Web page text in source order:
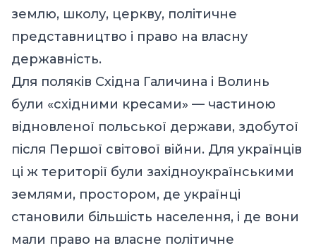
землю, школу, церкву, політичне
представництво і право на власну
державність.
Для поляків Східна Галичина і Волинь
були «східними кресами» — частиною
відновленої польської держави, здобутої
після Першої світової війни. Для українців
ці ж території були західноукраїнськими
землями, простором, де українці
становили більшість населення, і де вони
мали право на власне політичне